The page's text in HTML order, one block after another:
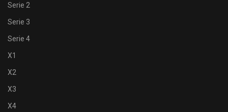
Serie 2
Serie 3
Serie 4
X1
X2
X3
X4